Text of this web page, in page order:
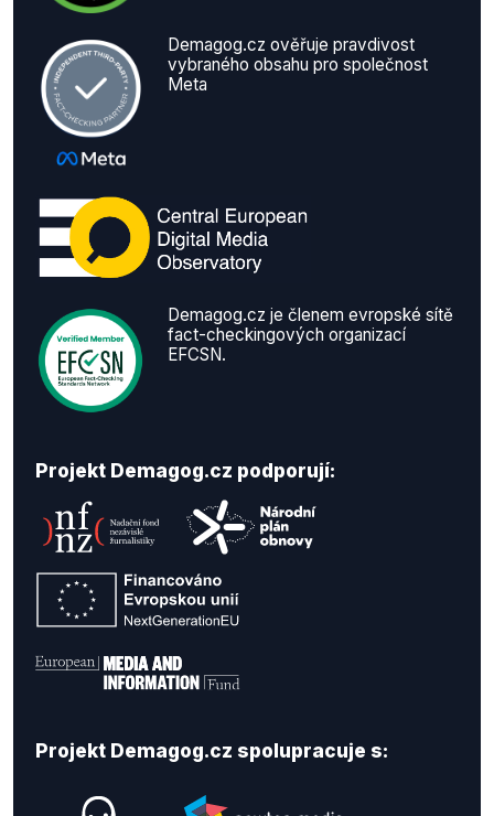
Demagog.cz ověřuje pravdivost
vybraného obsahu pro společnost
Meta
Demagog.cz je členem evropské sítě
fact-checkingových organizací
EFCSN.
Projekt Demagog.cz podporují:
Projekt Demagog.cz spolupracuje s: